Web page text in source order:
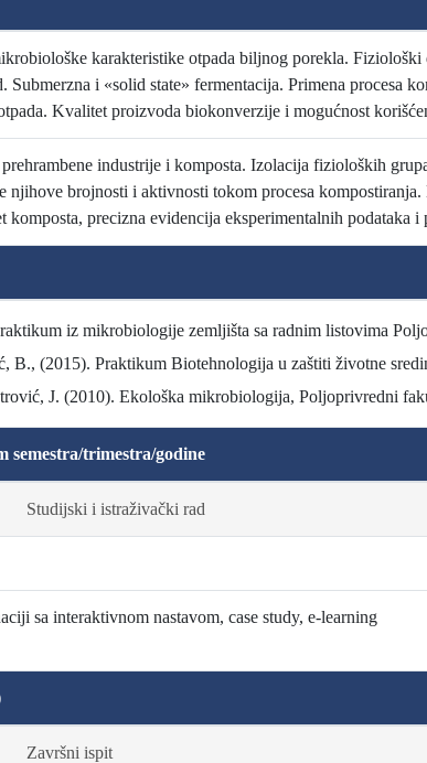
karakteristike otpada biljnog porekla.
Submerzna i «solid state» fermentacija. Primena procesa
Kvalitet proizvoda biokonverzije i mogućnost
industrije i komposta. Izolacija fizioloških
njihove brojnosti i aktivnosti tokom procesa
precizna evidencija eksperimentalnih podataka
iz mikrobiologije zemljišta sa radnim listovima
B., (2015). Praktikum Biotehnologija u zaštiti životne
J. (2010). Ekološka mikrobiologija, Poljoprivredni
semestra/trimestra/godine
Studijski i istraživački rad
sa interaktivnom nastavom, case study, e-learning
Završni ispit